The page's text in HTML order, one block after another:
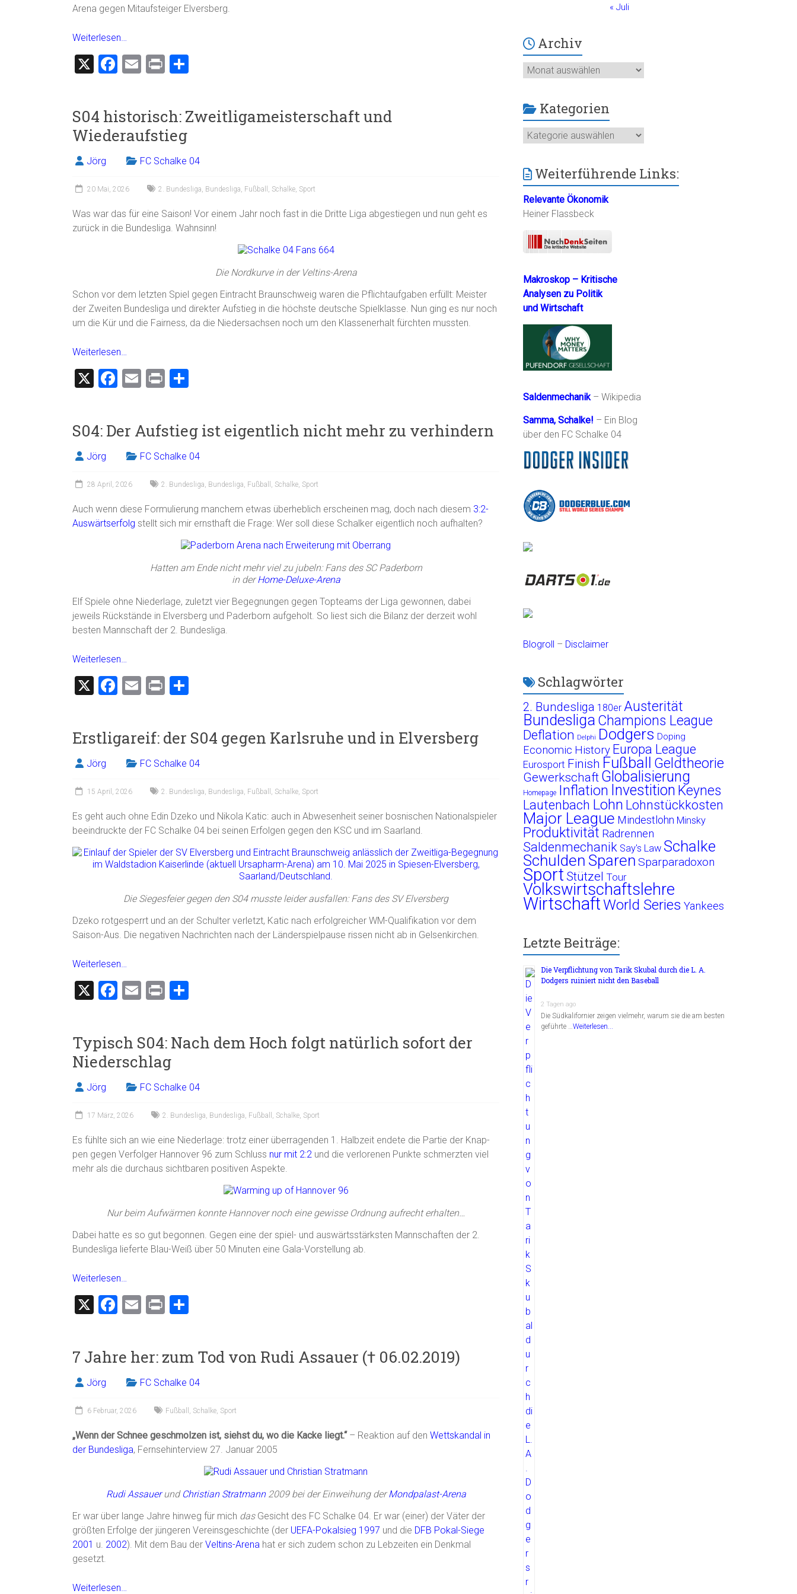
Arena gegen Mitaufsteiger Elversberg.
Weiterlesen…
X
F
b
o
ok
E
l
Pr
n
S04 historisch: Zweitligameisterschaft und
Wiederaufstieg
Jörg FC Schalke 04
20 Mai, 2026 2. Bundesliga Bundesliga Fußball Schalke Sport
Was war das für eine Saison! Vor einem Jahr noch fast in die Dritte Liga abgestiegen und nun geht es
zurück in die Bundesliga. Wahnsinn!
Die Nordkurve in der Veltins-Arena
Schon vor dem letzten Spiel gegen Eintracht Braunschweig waren die Pflichtaufgaben erfüllt: Meister
der Zweiten Bundesliga und direkter Aufstieg in die höchste deutsche Spielklasse. Nun ging es nur noch
um die Kür und die Fairness, da die Niedersachsen noch um den Klassenerhalt fürchten mussten.
Weiterlesen…
X
F
b
o
E
l
Pr
n
S04: Der Aufstieg ist eigentlich nicht mehr zu verhindern
Jörg FC Schalke 04
28 April, 2026 2. Bundesliga Bundesliga Fußball Schalke Sport
Auch wenn diese Formulierung manchem etwas überheblich erscheinen mag, doch nach diesem 3:2-
Auswärtserfolg stellt sich mir ernsthaft die Frage: Wer soll diese Schalker eigentlich noch aufhalten?
Hatten am Ende nicht mehr viel zu jubeln: Fans des SC Paderborn
in derHome-Deluxe-Arena
Elf Spiele ohne Niederlage, zuletzt vier Begegnungen gegen Topteams der Liga gewonnen, dabei
jeweils Rückstände in Elversberg und Paderborn aufgeholt. So liest sich die Bilanz der derzeit wohl
besten Mannschaft der 2. Bundesliga.
Weiterlesen…
X
F
b
o
E
l
Pr
n
Erstligareif: der S04 gegen Karlsruhe und in Elversberg
Jörg FC Schalke 04
15 April, 2026 2. Bundesliga Bundesliga Fußball Schalke Sport
Es geht auch ohne Edin Dzeko und Nikola Katic: auch in Abwesenheit seiner bosnischen Nationalspieler
beeindruckte der FC Schalke 04 bei seinen Erfolgen gegen den KSC und im Saarland.
Die Siegesfeier gegen den S04 musste leider ausfallen: Fans des SV Elversberg
Dzeko rotgesperrt und an der Schulter verletzt, Katic nach erfolgreicher WM-Qualifikation vor dem
Saison-Aus. Die negativen Nachrichten nach der Länderspielpause rissen nicht ab in Gelsenkirchen.
Weiterlesen…
X
F
b
o
ok
E
l
Pr
n
Typisch S04: Nach dem Hoch folgt natürlich sofort der
Niederschlag
Jörg FC Schalke 04
17 März, 2026 2. Bundesliga Bundesliga Fußball Schalke Sport
Es fühlte sich an wie eine Niederlage: trotz einer überragenden 1. Halbzeit endete die Partie der Knap-
pen gegen Verfolger Hannover 96 zum Schluss nur mit 2:2 und die verlorenen Punkte schmerzten viel
mehr als die durchaus sichtbaren positiven Aspekte.
Nur beim Aufwärmen konnte Hannover noch eine gewisse Ordnung aufrecht erhalten…
Dabei hatte es so gut begonnen. Gegen eine der spiel- und auswärtsstärksten Mannschaften der 2.
Bundesliga lieferte Blau-Weiß über 50 Minuten eine Gala-Vorstellung ab.
Weiterlesen…
X
F
b
o
E
l
Pr
n
7 Jahre her: zum Tod von Rudi Assauer († 06.02.2019)
Jörg FC Schalke 04
6 Februar, 2026 Fußball Schalke Sport
„Wenn der Schnee geschmolzen ist, siehst du, wo die Kacke liegt.“– Reaktion auf den Wettskandal in
der Bundesliga, Fernsehinterview 27. Januar 2005
Rudi Assauerund Christian Stratmann2009 bei der Einweihung derMondpalast-Arena
Er war über lange Jahre hinweg für mich dasGesicht des FC Schalke 04. Er war (einer) der Väter der
größten Erfolge der jüngeren Vereinsgeschichte (der UEFA-Pokalsieg 1997 und die DFB Pokal-Siege
2001 u. 2002). Mit dem Bau der Veltins-Arena hat er sich zudem schon zu Lebzeiten ein Denkmal
gesetzt.
Weiterlesen…
« Juli
Archiv
Archiv
Kategorien
Kategorien
Weiterführende Links:
Relevante Ökonomik
Heiner Flassbeck
Makroskop – Kritische
Analysen zu Politik
und Wirtschaft
Saldenmechanik– Wikipedia
Samma, Schalke! – Ein Blog
über den FC Schalke 04
Blogroll – Disclaimer
Schlagwörter
2. Bundesliga 180er Austerität
Bundesliga Champions League
Deflation Delphi Dodgers Doping
Economic History Europa League
Eurosport Finish Fußball Geldtheorie
Gewerkschaft Globalisierung
Homepage Inflation Investition Keynes
Lautenbach Lohn Lohnstückkosten
Major League Mindestlohn Minsky
Produktivität Radrennen
Saldenmechanik Say's Law Schalke
Schulden Sparen Sparparadoxon
Sport Stützel Tour
Volkswirtschaftslehre
WirtschaftWorld Series Yankees
Letzte Beiträge:
Die Verpflichtung von Tarik Skubal durch die L. A.
Dodgers ruiniert nicht den Baseball
2 Tagen ago
Die Südkalifornier zeigen vielmehr, warum sie die am besten
geführte …Weiterlesen...